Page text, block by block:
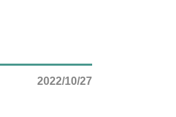
2022/10/27